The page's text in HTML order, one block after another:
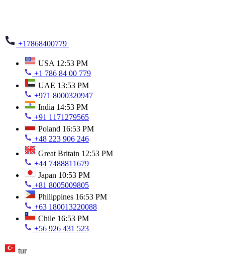
+17868400779
USA 12:53 PM
+1 786 84 00 779
UAE 13:53 PM
+971 8000320947
India 14:53 PM
+91 1171279565
Poland 16:53 PM
+48 223 906 246
Great Britain 12:53 PM
+44 7488811679
Japan 10:53 PM
+81 8005009805
Philippines 16:53 PM
+63 180013220088
Chile 16:53 PM
+56 926 431 523
tur